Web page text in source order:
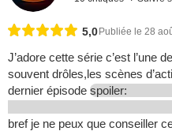
5,0Publiée le 28
J’adore cette série c’est l’une
souvent drôles,les scènes
dernier épisode spoiler:
bref je ne peux que conseiller